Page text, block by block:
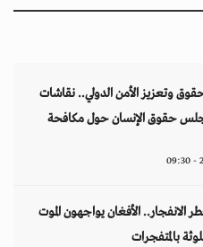
وتعزيز الأمن الدولي.. نقاشات
حقوق الإنسان حول مكافحة
الانفجار.. الأفغان يواجهون الموت
بالمتفجرات